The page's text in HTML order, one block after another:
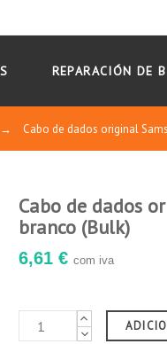
REPARACIÓN DE
→ Cabo de dados original
Cabo de dados
branco (Bulk)
6,61 € com iva